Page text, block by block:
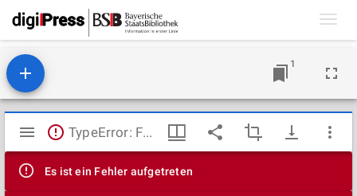
1
Mirador
Viewer
TypeError: Failed to fetch
Es ist ein Fehler aufgetreten